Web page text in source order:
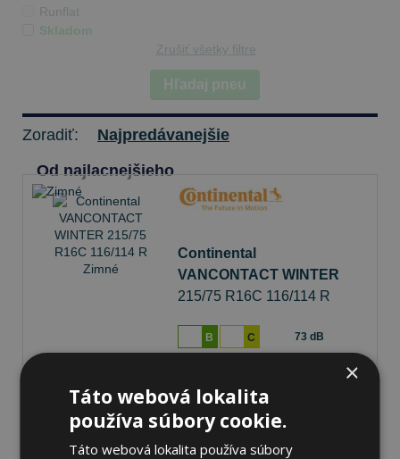
Runflat
Skladom
Zrušiť všetky filtre
Hľadaj pneu
Zoradiť:
Najpredávanejšie
Od najlacnejšieho
Continental
VANCONTACT WINTER
215/75 R16C 116/114 R
B C 73 dB
Ihneď k odberu na1 pobočke
191,45 €
×
Táto webová lokalita
používa súbory cookie.
Táto webová lokalita používa súbory